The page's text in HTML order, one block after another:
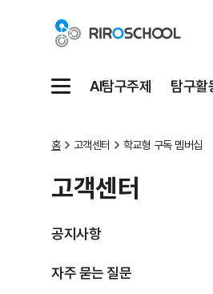
메뉴 AI탐구주제 탐구활
홈 고객센터 학교형 구독 멤버십
고객센터
공지사항
자주 묻는 질문